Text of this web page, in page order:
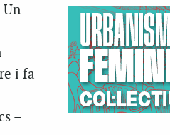
Un
i fa
–